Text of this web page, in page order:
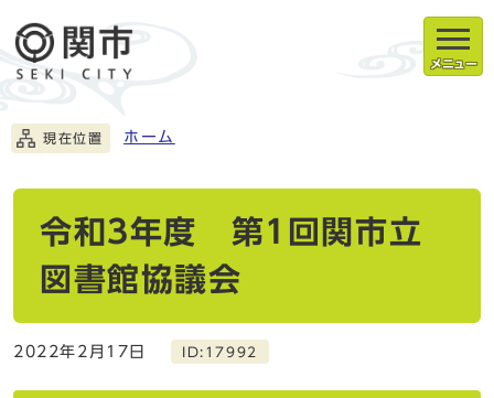
メニュー
現在位置 ホーム
令和3年度 第1回関市立
図書館協議会
2022年2月17日 ID:17992